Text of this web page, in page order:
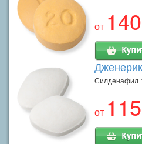
от 140
Силденафил
от 115